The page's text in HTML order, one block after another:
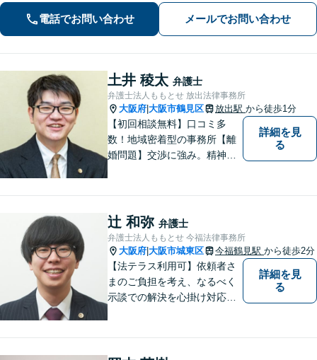
迎【谷町九丁目駅・大阪上本町駅から
地下で直結／近鉄沿線からアクセス良
好】
電話でお問い合わせ メールでお問い合わせ
土井 稜太 弁護士
弁護士法人ももとせ 放出法律事務所
大阪府 大阪市鶴見区 放出駅 から徒歩1分
【初回相談無料】口コミ多
数！地域密着型の事務所【離
婚問題】交渉に強み。精神的
迅速かつ丁寧な対応を心が
け、満足度の高い解決を目指
します【放出駅1分】
詳細を見
る
辻 和弥 弁護士
弁護士法人ももとせ 今福法律事務所
大阪府 大阪市城東区 今福鶴見駅 から徒歩2分
【法テラス利用可】依頼者さ
まのご負担を考え、なるべく
示談での解決を心掛け対応い
詳細を見
る